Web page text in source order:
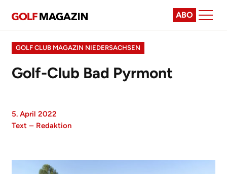
ABO
GOLF CLUB MAGAZIN NIEDERSACHSEN
Golf-Club Bad Pyrmont
5. April 2022
Text – Redaktion